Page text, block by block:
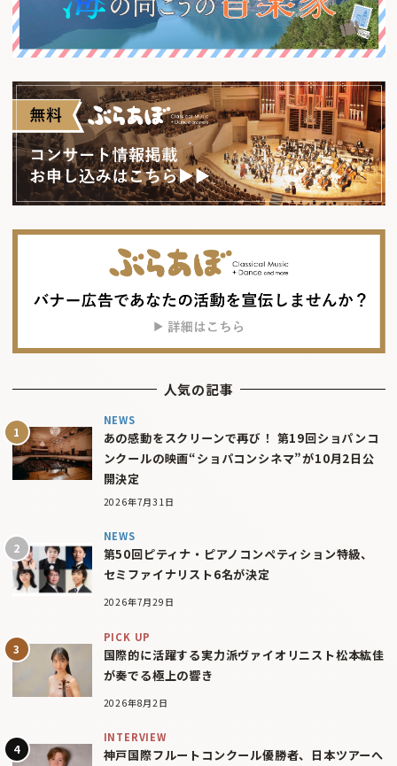
人気の記事
NEWS
あの感動をスクリーンで再び！ 第19回ショパンコ
ンクールの映画“ショパコンシネマ”が10月2日公
開決定
2026年7月31日
NEWS
第50回ピティナ・ピアノコンペティション特級、
セミファイナリスト6名が決定
2026年7月29日
PICK UP
国際的に活躍する実力派ヴァイオリニスト松本紘佳
が奏でる極上の響き
2026年8月2日
INTERVIEW
神戸国際フルートコンクール優勝者、日本ツアーへ